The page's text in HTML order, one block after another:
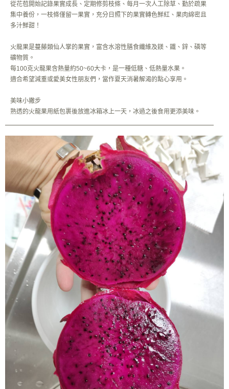
從花苞開始記錄果實成長、定期修剪枝條、每月一次人工除草、勤於疏果
集中養份，一枝條僅留一果實，充分日照下的果實轉色鮮紅、果肉綿密且
多汁鮮甜！
火龍果是蔓藤類仙人掌的果實，富含水溶性膳食纖維及鎂、鐵、鋅、磷等
礦物質。
每100克火龍果含熱量約50~60大卡，是一種低糖、低熱量水果。
適合希望減重或愛美女性朋友們，當作夏天消暑解渴的點心享用。
美味小撇步
熟透的火龍果用紙包裹後放進冰箱冰上一天，冰過之後食用更添美味。